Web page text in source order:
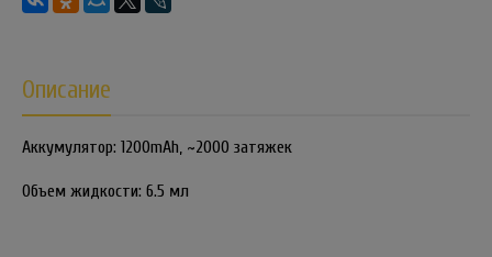
Описание
Аккумулятор: 1200mAh, ~2000 затяжек
Объем жидкости: 6.5 мл